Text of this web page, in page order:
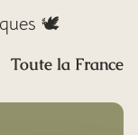
🕊️
Toute la France